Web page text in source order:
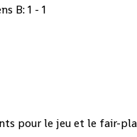
B: 1 - 1
pour le jeu et le fair-